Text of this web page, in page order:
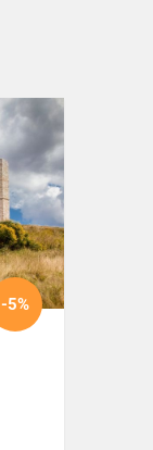
-5%